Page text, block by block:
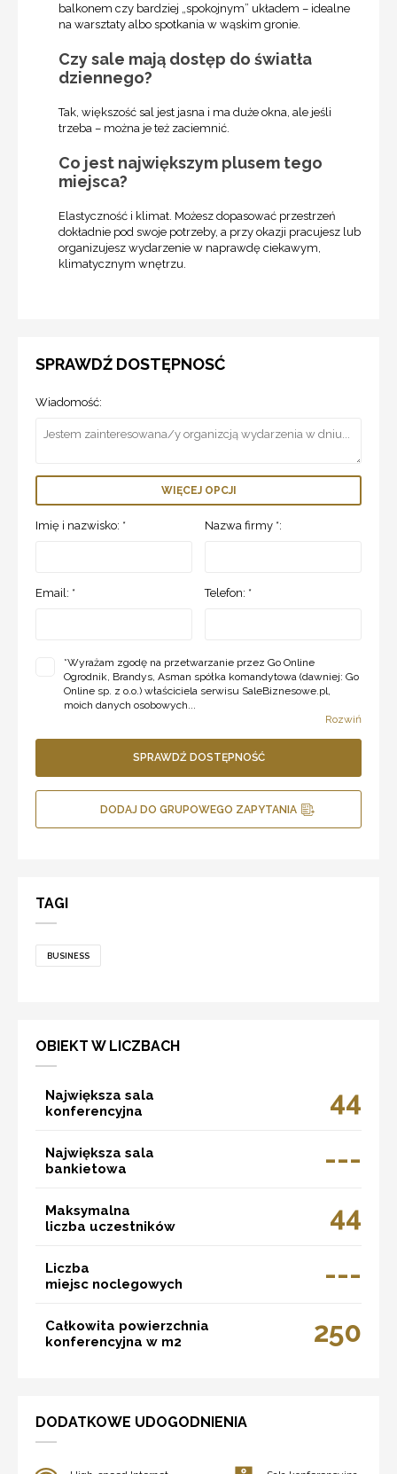
balkonem czy bardziej „spokojnym” układem – idealne
na warsztaty albo spotkania w wąskim gronie.
Czy sale mają dostęp do światła
dziennego?
Tak, większość sal jest jasna i ma duże okna, ale jeśli
trzeba – można je też zaciemnić.
Co jest największym plusem tego
miejsca?
Elastyczność i klimat. Możesz dopasować przestrzeń
dokładnie pod swoje potrzeby, a przy okazji pracujesz lub
organizujesz wydarzenie w naprawdę ciekawym,
klimatycznym wnętrzu.
SPRAWDŹ DOSTĘPNOSĆ
Wiadomość:
WIĘCEJ OPCJI
Imię i nazwisko: * Nazwa firmy *:
Email: * Telefon: *
*Wyrażam zgodę na przetwarzanie przez Go Online
Ogrodnik, Brandys, Asman spółka komandytowa (dawniej: Go
Online sp. z o.o.) właściciela serwisu SaleBiznesowe.pl,
moich danych osobowych...
Rozwiń
SPRAWDŹ DOSTĘPNOŚĆ
DODAJ DO GRUPOWEGO ZAPYTANIA
TAGI
BUSINESS
OBIEKT W LICZBACH
Największa sala
konferencyjna
44
Największa sala
bankietowa
---
Maksymalna
liczba uczestników
44
Liczba
miejsc noclegowych
---
Całkowita powierzchnia
konferencyjna w m2
250
DODATKOWE UDOGODNIENIA